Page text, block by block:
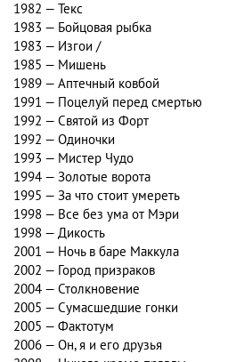
1982 — Текс
1983 — Бойцовая рыбка
1983 — Изгои /
1985 — Мишень
1989 — Аптечный ковбой
1991 — Поцелуй перед смертью
1992 — Святой из Форт
1992 — Одиночки
1993 — Мистер Чудо
1994 — Золотые ворота
1995 — За что стоит умереть
1998 — Все без ума от Мэри
1998 — Дикость
2001 — Ночь в баре Маккула
2002 — Город призраков
2004 — Столкновение
2005 — Сумасшедшие гонки
2005 — Фактотум
2006 — Он, я и его друзья